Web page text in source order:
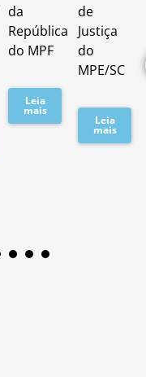
da
República
do MPF
Leia
mais
de
Justiça
do
MPE/SC
Leia
mais
1 2 3